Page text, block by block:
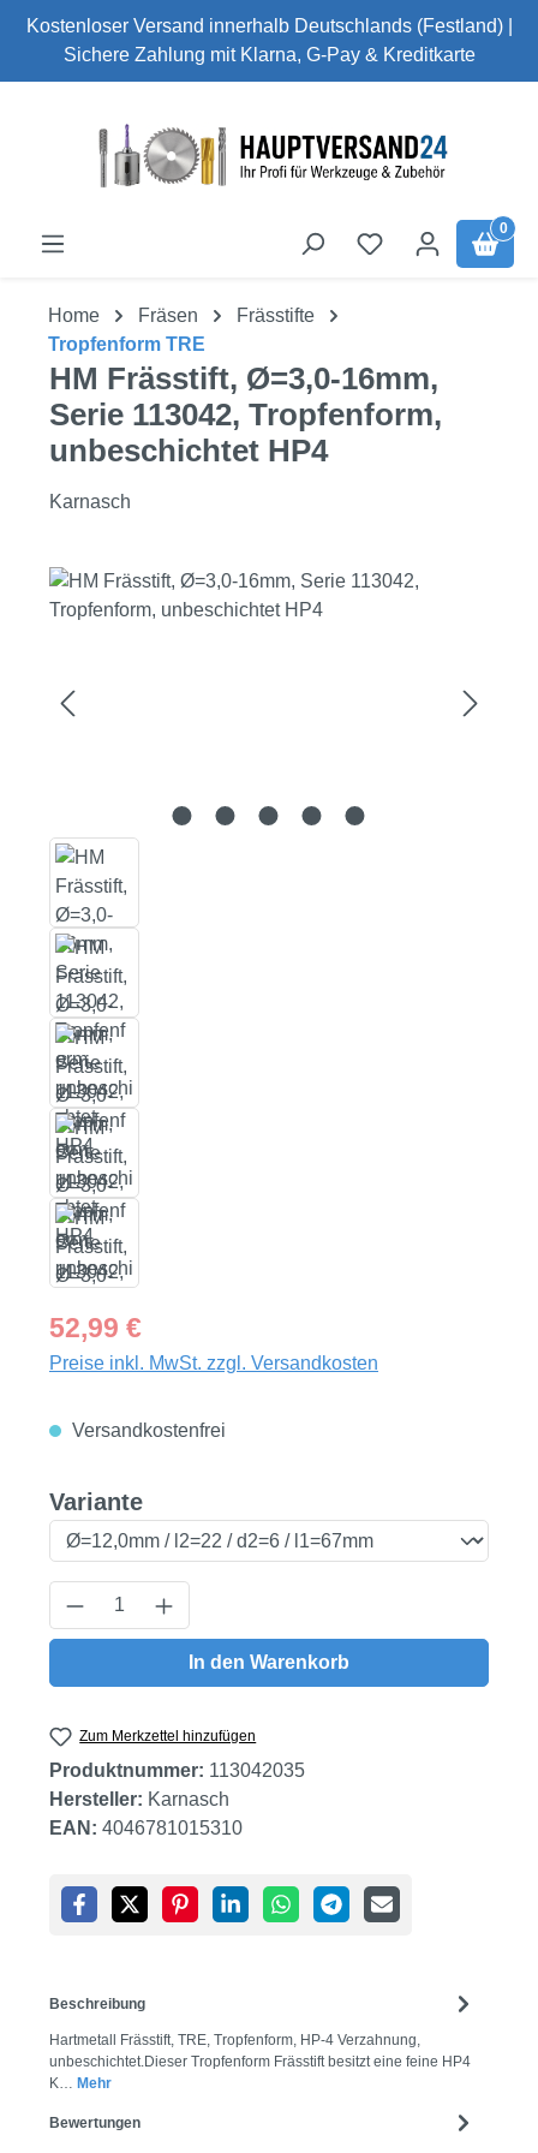
Zum Hauptinhalt springen
Kostenloser Versand innerhalb Deutschlands (Festland) |
Sichere Zahlung mit Klarna, G-Pay & Kreditkarte
0
Home Fräsen
Frässtifte
Tropfenform TRE
HM Frässtift, Ø=3,0-16mm,
Serie 113042, Tropfenform,
unbeschichtet HP4
Karnasch
Bildergalerie überspringen
Regulärer Preis:
52,99 €
Preise inkl. MwSt. zzgl. Versandkosten
Versandkostenfrei
Varianteauswählen
Produkt Anzahl: Gib den gewünschten
In den Warenkorb
Zum Merkzettel hinzufügen
Produktnummer: 113042035
Hersteller: Karnasch
EAN: 4046781015310
Beschreibung
Hartmetall Frässtift, TRE, Tropfenform, HP-4 Verzahnung,
unbeschichtet.Dieser Tropfenform Frässtift besitzt eine feine HP4
K… Mehr
Bewertungen